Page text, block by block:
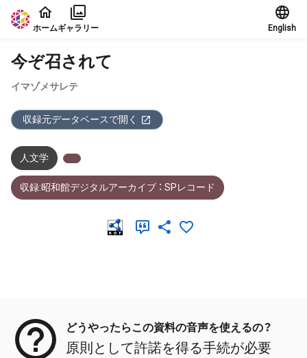
本文に飛ぶ
ホームギャラリー English
今ぞ召されて
イマゾメサレテ
収録元データベースで開く
人文学
収録:昭和館デジタルアーカイブ ： SPレコード
どうやったらこの資料の音声を使えるの？
原則として許諾を得る手続が必要